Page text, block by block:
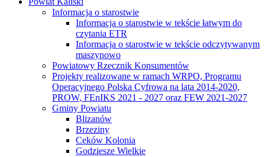
Informacja o starostwie
Informacja o starostwie w tekście łatwym do
czytania ETR
Informacja o starostwie w tekście odczytywanym
maszynowo
Powiatowy Rzecznik Konsumentów
Projekty realizowane w ramach WRPO, Programu
Operacyjnego Polska Cyfrowa na lata 2014-2020,
PROW, FEnIKS 2021 - 2027 oraz FEW 2021-2027
Gminy Powiatu
Blizanów
Brzeziny
Ceków Kolonia
Godziesze Wielkie